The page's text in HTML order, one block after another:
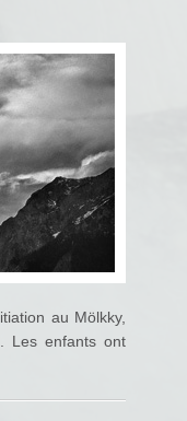
au Mölkky,
Les enfants ont